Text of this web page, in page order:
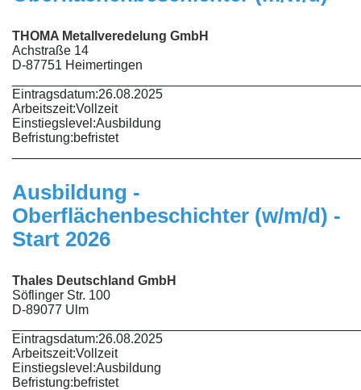
THOMA Metallveredelung GmbH
Achstraße 14
D-87751 Heimertingen
Eintragsdatum:26.08.2025
Arbeitszeit:Vollzeit
Einstiegslevel:Ausbildung
Befristung:befristet
Ausbildung -
Oberflächenbeschichter (w/m/d) -
Start 2026
Thales Deutschland GmbH
Söflinger Str. 100
D-89077 Ulm
Eintragsdatum:26.08.2025
Arbeitszeit:Vollzeit
Einstiegslevel:Ausbildung
Befristung:befristet